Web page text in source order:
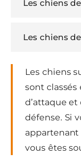
Les chiens
sont classés
d’attaque
défense. Si
appartenant
vous êtes
Les chiens
Les chiens